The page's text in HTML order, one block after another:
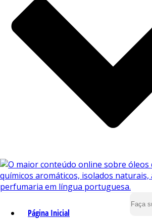
Página Inicial